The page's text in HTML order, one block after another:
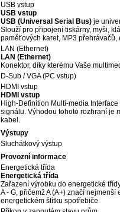
USB vstup
USB vstup
USB (Universal Serial Bus) je
Slouží pro připojení tiskárny, myši,
paměťových karet, MP3
LAN (Ethernet)
LAN (Ethernet)
Konektor, díky kterému Vaše
D-Sub / VGA (PC vstup)
HDMI vstup
HDMI vstup
High-Definition Multi-media
signálu. Výhodou tohoto rozhraní je
kabel.
Výstupy
Sluchátkový výstup
Provozní informace
Energetická třída
Energetická třída
Zařazení výrobku do energetické
A - G, přičemž A (A+) značí
energetickém štítku spotřebiče.